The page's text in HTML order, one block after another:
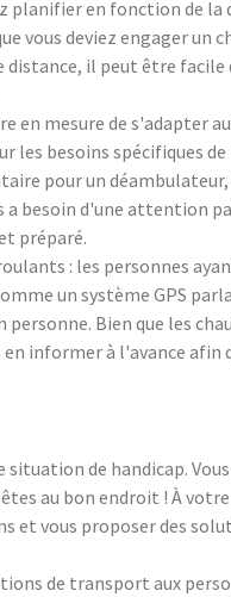
planifier en fonction de
vous deviez engager un
distance, il peut être facile
en mesure de s'adapter
les besoins spécifiques de
pour un
a besoin d'une attention
préparé.
: les personnes
un système GPS
Bien que les
informer à l'avance afin
de handicap.
au bon endroit ! À
et vous proposer des
de transport aux